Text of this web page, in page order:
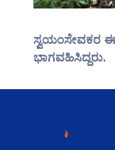
ಸ್ವಯಂಸೇವಕರ
ಭಾಗವಹಿಸಿದ್ದರು.